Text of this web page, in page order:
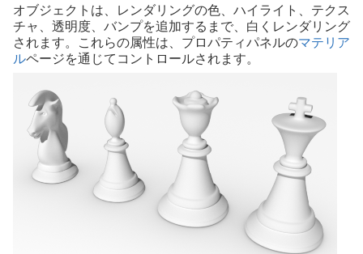
オブジェクトは、レンダリングの色、ハイライト、テクス
チャ、透明度、バンプを追加するまで、白くレンダリング
されます。これらの属性は、プロパティパネルのマテリア
ルページを通じてコントロールされます。